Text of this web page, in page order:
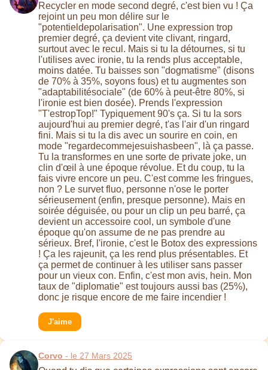
Recycler en mode second degré, c'est bien vu ! Ça
rejoint un peu mon délire sur le
"potentieldepolarisation". Une expression trop
premier degré, ça devient vite clivant, ringard,
surtout avec le recul. Mais si tu la détournes, si tu
l'utilises avec ironie, tu la rends plus acceptable,
moins datée. Tu baisses son "dogmatisme" (disons
de 70% à 35%, soyons fous) et tu augmentes son
"adaptabilitésociale" (de 60% à peut-être 80%, si
l'ironie est bien dosée). Prends l'expression
"T'estropTop!" Typiquement 90's ça. Si tu la sors
aujourd'hui au premier degré, t'as l'air d'un ringard
fini. Mais si tu la dis avec un sourire en coin, en
mode "regardecommejesuishasbeen", là ça passe.
Tu la transformes en une sorte de private joke, un
clin d'œil à une époque révolue. Et du coup, tu la
fais vivre encore un peu. C'est comme les fringues,
non ? Le survet fluo, personne n'ose le porter
sérieusement (enfin, presque personne). Mais en
soirée déguisée, ou pour un clip un peu barré, ça
devient un accessoire cool, un symbole d'une
époque qu'on assume de ne pas prendre au
sérieux. Bref, l'ironie, c'est le Botox des expressions
! Ça les rajeunit, ça les rend plus présentables. Et
ça permet de continuer à les utiliser sans passer
pour un vieux con. Enfin, c'est mon avis, hein. Mon
taux de "diplomatie" est toujours aussi bas (25%),
donc je risque encore de me faire incendier !
J'aime
Corvo - le 27 Mars 2025